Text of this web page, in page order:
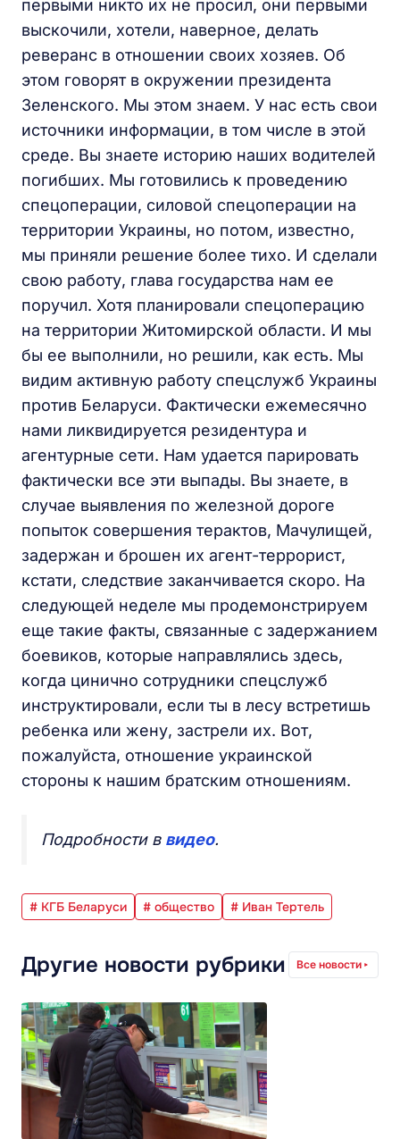
первыми никто их не просил, они первыми
выскочили, хотели, наверное, делать
реверанс в отношении своих хозяев. Об
этом говорят в окружении президента
Зеленского. Мы этом знаем. У нас есть свои
источники информации, в том числе в этой
среде. Вы знаете историю наших водителей
погибших. Мы готовились к проведению
спецоперации, силовой спецоперации на
территории Украины, но потом, известно,
мы приняли решение более тихо. И сделали
свою работу, глава государства нам ее
поручил. Хотя планировали спецоперацию
на территории Житомирской области. И мы
бы ее выполнили, но решили, как есть. Мы
видим активную работу спецслужб Украины
против Беларуси. Фактически ежемесячно
нами ликвидируется резидентура и
агентурные сети. Нам удается парировать
фактически все эти выпады. Вы знаете, в
случае выявления по железной дороге
попыток совершения терактов, Мачулищей,
задержан и брошен их агент-террорист,
кстати, следствие заканчивается скоро. На
следующей неделе мы продемонстрируем
еще такие факты, связанные с задержанием
боевиков, которые направлялись здесь,
когда цинично сотрудники спецслужб
инструктировали, если ты в лесу встретишь
ребенка или жену, застрели их. Вот,
пожалуйста, отношение украинской
стороны к нашим братским отношениям.
Подробности в видео.
# КГБ Беларуси # общество # Иван Тертель
Другие новости рубрики Все новости